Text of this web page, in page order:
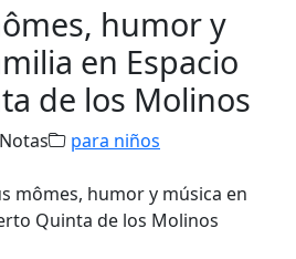
humor y
en Espacio
de los Molinos
para niños